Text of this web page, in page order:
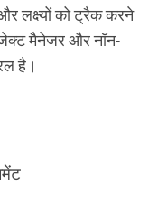
लक्ष्यों को ट्रैक करने
मैनेजर और नॉन-
है।